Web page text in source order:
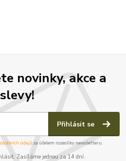
novinky, akce a
slevy!
Přihlásit se
údajůza účelem rozesílky newsletteru.
Zasíláme jednou za 14 dní.